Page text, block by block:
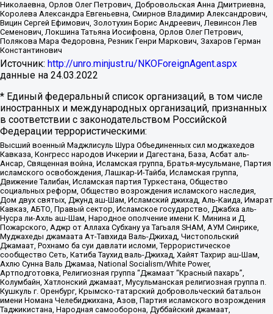
Николаевна, Орлов Олег Петрович, Добровольская Анна Дмитриевна,
Королева Александра Евгеньевна, Смирнов Владимир Александрович,
Вицин Сергей Ефимович, Золотухин Борис Андреевич, Левинсон Лев
Семенович, Локшина Татьяна Иосифовна, Орлов Олег Петрович,
Полякова Мара Федоровна, Резник Генри Маркович, Захаров Герман
Константинович
Источник: http://unro.minjust.ru/NKOForeignAgent.aspx
данные на 24.03.2022
* Единый федеральный список организаций, в том числе
иностранных и международных организаций, признанных
в соответствии с законодательством Российской
Федерации террористическими:
Высший военный Маджлисуль Шура Объединенных сил моджахедов
Кавказа, Конгресс народов Ичкерии и Дагестана, База, Асбат аль-
Ансар, Священная война, Исламская группа, Братья-мусульмане, Партия
исламского освобождения, Лашкар-И-Тайба, Исламская группа,
Движение Талибан, Исламская партия Туркестана, Общество
социальных реформ, Общество возрождения исламского наследия,
Дом двух святых, Джунд аш-Шам, Исламский джихад, Аль-Каида, Имарат
Кавказ, АБТО, Правый сектор, Исламское государство, Джабха аль-
Нусра ли-Ахль аш-Шам, Народное ополчение имени К. Минина и Д.
Пожарского, Аджр от Аллаха Субхану уа Тагьаля SHAM, АУМ Синрике,
Муджахеды джамаата Ат-Тавхида Валь-Джихад, Чистопольский
Джамаат, Рохнамо ба суи давлати исломи, Террористическое
сообщество Сеть, Катиба Таухид валь-Джихад, Хайят Тахрир аш-Шам,
Ахлю Сунна Валь Джамаа, National Socialism/White Power,
Артподготовка, Религиозная группа “Джамаат “Красный пахарь”,
Колумбайн, Хатлонский джамаат, Мусульманская религиозная группа п.
Кушкуль г. Оренбург, Крымско-татарский добровольческий батальон
имени Номана Челебиджихана, Азов, Партия исламского возрождения
Таджикистана, Народная самооборона, Дуббайский джамаат,